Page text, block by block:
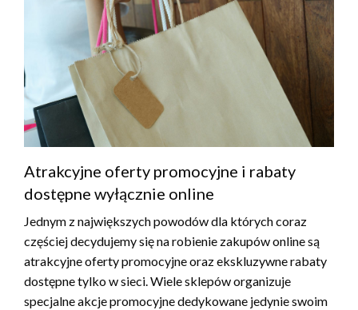
Atrakcyjne oferty promocyjne i rabaty
dostępne wyłącznie online
Jednym z największych powodów dla których coraz
częściej decydujemy się na robienie zakupów online są
atrakcyjne oferty promocyjne oraz ekskluzywne rabaty
dostępne tylko w sieci. Wiele sklepów organizuje
specjalne akcje promocyjne dedykowane jedynie swoim